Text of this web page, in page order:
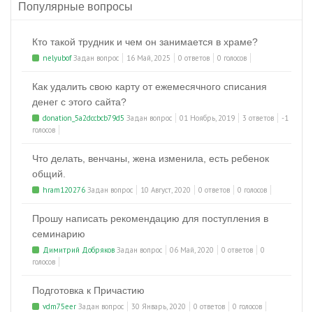
Популярные вопросы
Кто такой трудник и чем он занимается в храме?
nelyubofЗадан вопрос 16 Май, 2025 0 ответов 0 голосов
Как удалить свою карту от ежемесячного списания
денег с этого сайта?
donation_5a2dccbcb79d5 Задан вопрос 01 Ноябрь, 2019 3 ответов
-1
голосов
Что делать, венчаны, жена изменила, есть ребенок
общий.
hram120276 Задан вопрос 10 Август, 2020 0 ответов 0 голосов
Прошу написать рекомендацию для поступления в
семинарию
Димитрий Добряков Задан вопрос 06 Май, 2020 0 ответов
0
голосов
Подготовка к Причастию
vdm75eer Задан вопрос 30 Январь, 2020 0 ответов 0 голосов